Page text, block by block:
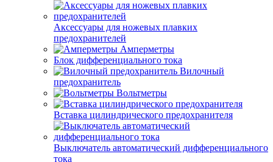
Аксессуары для ножевых плавких
предохранителей
Амперметры
Блок дифференциального тока
Вилочный
предохранитель
Вольтметры
Вставка цилиндрического предохранителя
Выключатель автоматический дифференциального
тока